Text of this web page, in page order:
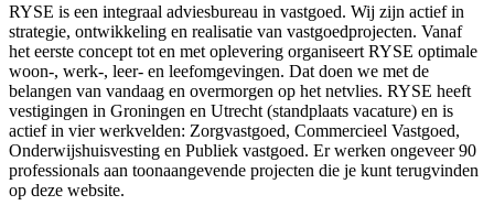
RYSE is een integraal adviesbureau in vastgoed. Wij zijn actief in
strategie, ontwikkeling en realisatie van vastgoedprojecten. Vanaf
het eerste concept tot en met oplevering organiseert RYSE optimale
woon-, werk-, leer- en leefomgevingen. Dat doen we met de
belangen van vandaag en overmorgen op het netvlies. RYSE heeft
vestigingen in Groningen en Utrecht (standplaats vacature) en is
actief in vier werkvelden: Zorgvastgoed, Commercieel Vastgoed,
Onderwijshuisvesting en Publiek vastgoed. Er werken ongeveer 90
professionals aan toonaangevende projecten die je kunt terugvinden
op deze website.